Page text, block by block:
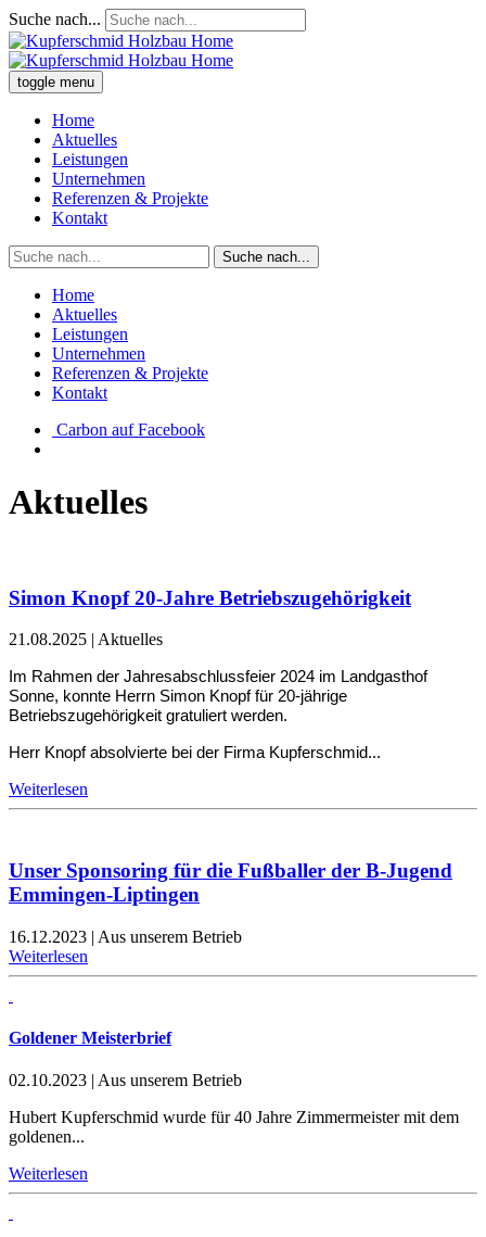
Suche nach...
toggle menu
Home
Aktuelles
Leistungen
Unternehmen
Referenzen & Projekte
Kontakt
Suche nach...
Home
Aktuelles
Leistungen
Unternehmen
Referenzen & Projekte
Kontakt
Carbon auf Facebook
Aktuelles
Simon Knopf 20-Jahre Betriebszugehörigkeit
21.08.2025 | Aktuelles
Im Rahmen der Jahresabschlussfeier 2024 im Landgasthof
Sonne, konnte Herrn Simon Knopf für 20-jährige
Betriebszugehörigkeit gratuliert werden.
Herr Knopf absolvierte bei der Firma Kupferschmid...
Weiterlesen
Unser Sponsoring für die Fußballer der B-Jugend
Emmingen-Liptingen
16.12.2023 | Aus unserem Betrieb
Weiterlesen
Goldener Meisterbrief
02.10.2023 | Aus unserem Betrieb
Hubert Kupferschmid wurde für 40 Jahre Zimmermeister mit dem
goldenen...
Weiterlesen